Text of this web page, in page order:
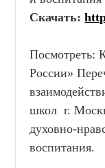
Скачать:
Посмотреть:
России»
школ г.
духовно-
воспитания.